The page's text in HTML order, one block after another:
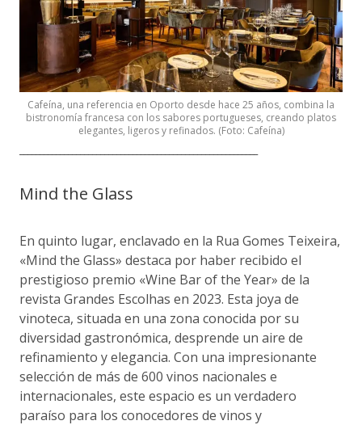
Cafeína, una referencia en Oporto desde hace 25 años, combina la
bistronomía francesa con los sabores portugueses, creando platos
elegantes, ligeros y refinados. (Foto: Cafeína)
Mind the Glass
En quinto lugar, enclavado en la Rua Gomes Teixeira,
«Mind the Glass» destaca por haber recibido el
prestigioso premio «Wine Bar of the Year» de la
revista Grandes Escolhas en 2023. Esta joya de
vinoteca, situada en una zona conocida por su
diversidad gastronómica, desprende un aire de
refinamiento y elegancia. Con una impresionante
selección de más de 600 vinos nacionales e
internacionales, este espacio es un verdadero
paraíso para los conocedores de vinos y